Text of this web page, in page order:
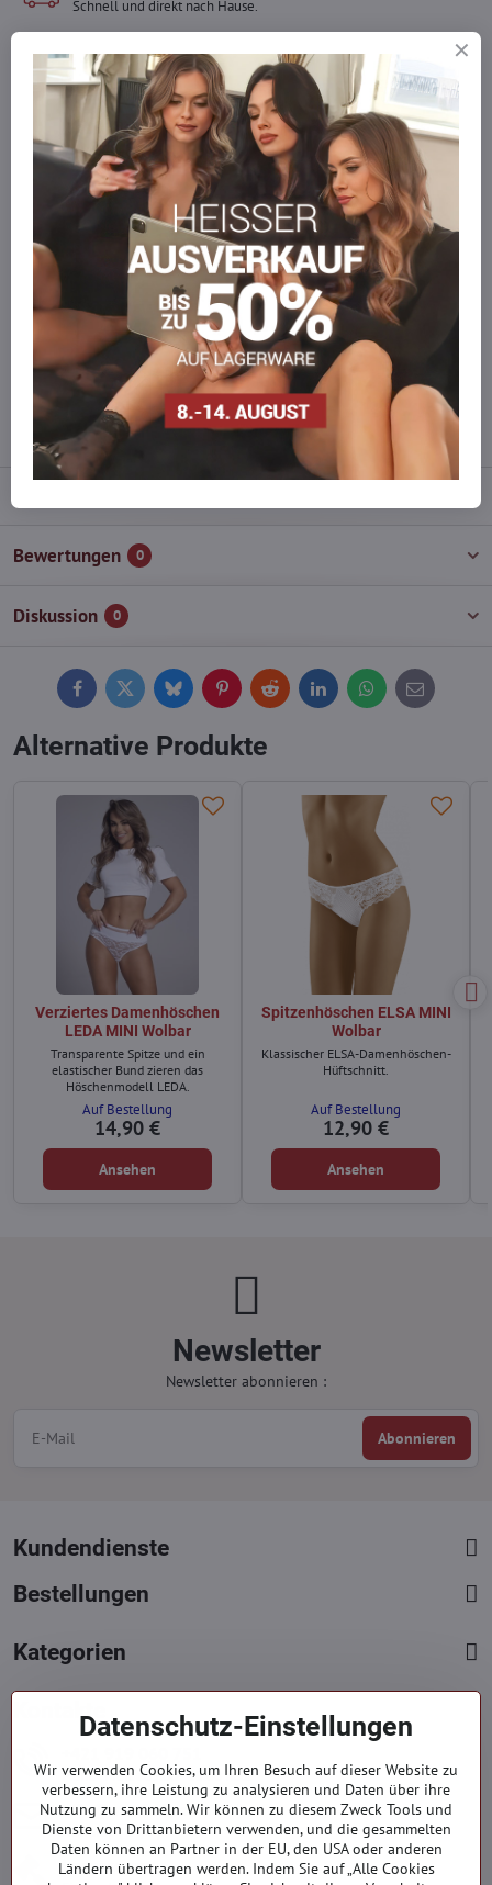
Schnell und direkt nach Hause.
Gesicherte Online-Zahlungen
Ware auf Lager
Wir versenden sofort
Werden Sie Teil von everlady
Werden Sie Teil von everlady und genießen Sie einen5 %
Mitgliedervorteil
bei jedem Einkauf.
Der Vorteil wird automatisch im Warenkorb angewendet.
Möchten Sie mehr bestellen, als wir
auf Lager haben?
Zögern Sie nicht, uns zu kontaktieren, wir füllen die Ware für Sie
wieder auf!
info​@everlady​.eu
Bewertungen 0
Diskussion 0
FacebookTwitterBlueskyPinterestReddit LinkedInWhatsApp
E-
mail
Alternative Produkte
Verziertes Damenhöschen
LEDA MINI Wolbar
Transparente Spitze und ein
elastischer Bund zieren das
Höschenmodell LEDA.
Auf Bestellung
14,90 €
Ansehen
Spitzenhöschen ELSA MINI
Wolbar
Klassischer ELSA-Damenhöschen-
Hüftschnitt.
Auf Bestellung
12,90 €
Ansehen
Newsletter
Newsletter abonnieren :
Abonnieren
Kundendienste
Bestellungen
Kategorien
Kontakte
Mont. - Freit. : 09:00 - 15:00 hod.
info​@everlady​.eu
Non stop ( 24/7 )
Impressum
Datenschutz-Einstellungen
Wir verwenden Cookies, um Ihren Besuch auf dieser Website zu
verbessern, ihre Leistung zu analysieren und Daten über ihre
Nutzung zu sammeln. Wir können zu diesem Zweck Tools und
Dienste von Drittanbietern verwenden, und die gesammelten
Daten können an Partner in der EU, den USA oder anderen
Ländern übertragen werden. Indem Sie auf „Alle Cookies